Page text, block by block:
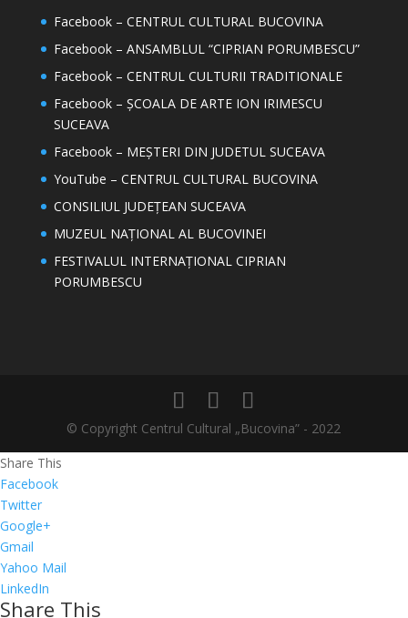
Facebook – CENTRUL CULTURAL BUCOVINA
Facebook – ANSAMBLUL “CIPRIAN PORUMBESCU”
Facebook – CENTRUL CULTURII TRADITIONALE
Facebook – ȘCOALA DE ARTE ION IRIMESCU
SUCEAVA
Facebook – MEȘTERI DIN JUDETUL SUCEAVA
YouTube – CENTRUL CULTURAL BUCOVINA
CONSILIUL JUDEȚEAN SUCEAVA
MUZEUL NAȚIONAL AL BUCOVINEI
FESTIVALUL INTERNAȚIONAL CIPRIAN
PORUMBESCU
© Copyright Centrul Cultural „Bucovina” - 2022
Share This
Facebook
Twitter
Google+
Gmail
Yahoo Mail
LinkedIn
Share This